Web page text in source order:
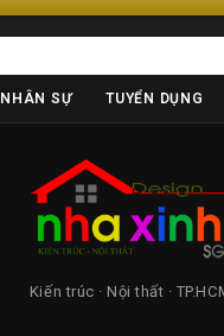
NHÂN SỰ TUYỂN DỤNG
Kiến trúc · Nội thất ·